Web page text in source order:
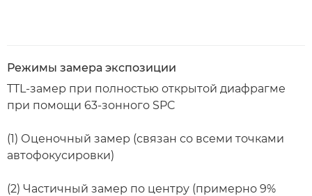
Режимы замера экспозиции
TTL-замер при полностью открытой диафрагме
при помощи 63-зонного SPC
(1) Оценочный замер (связан со всеми точками
автофокусировки)
(2) Частичный замер по центру (примерно 9%